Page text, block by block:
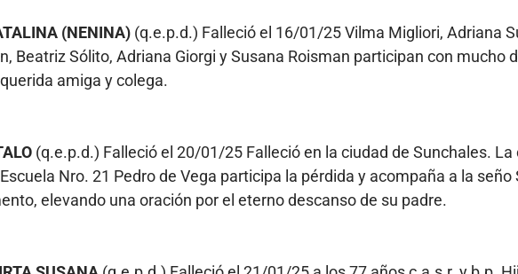
(NENINA) (q.e.p.d.) Falleció el 16/01/25 Vilma Migliori, Adriana
Beatriz Sólito, Adriana Giorgi y Susana Roisman participan con mucho
amiga y colega.
(q.e.p.d.) Falleció el 20/01/25 Falleció en la ciudad de Sunchales.
Nro. 21 Pedro de Vega participa la pérdida y acompaña a la seño
elevando una oración por el eterno descanso de su padre.